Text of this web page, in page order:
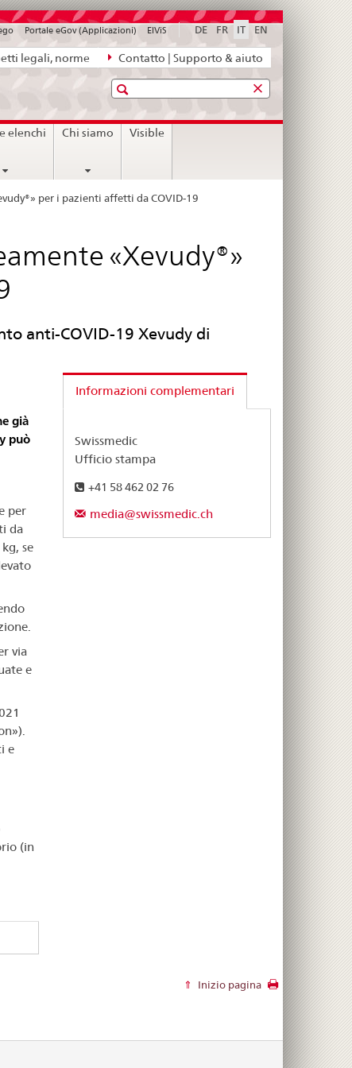
legali, norme Contatto | Supporto & aiuto
DE FR IT EN
Portale eGov (Applicazioni) ElViS
Ricerca
elenchi Chi siamo Visible
per i pazienti affetti da COVID-19
«Xevudy®»
anti-COVID-19 Xevudy di
già
può
per
da
se
via
e
e
(in
Informazioni complementari
Swissmedic
Ufficio stampa
+41 58 462 02 76
media@swissmedic.ch
Inizio pagina